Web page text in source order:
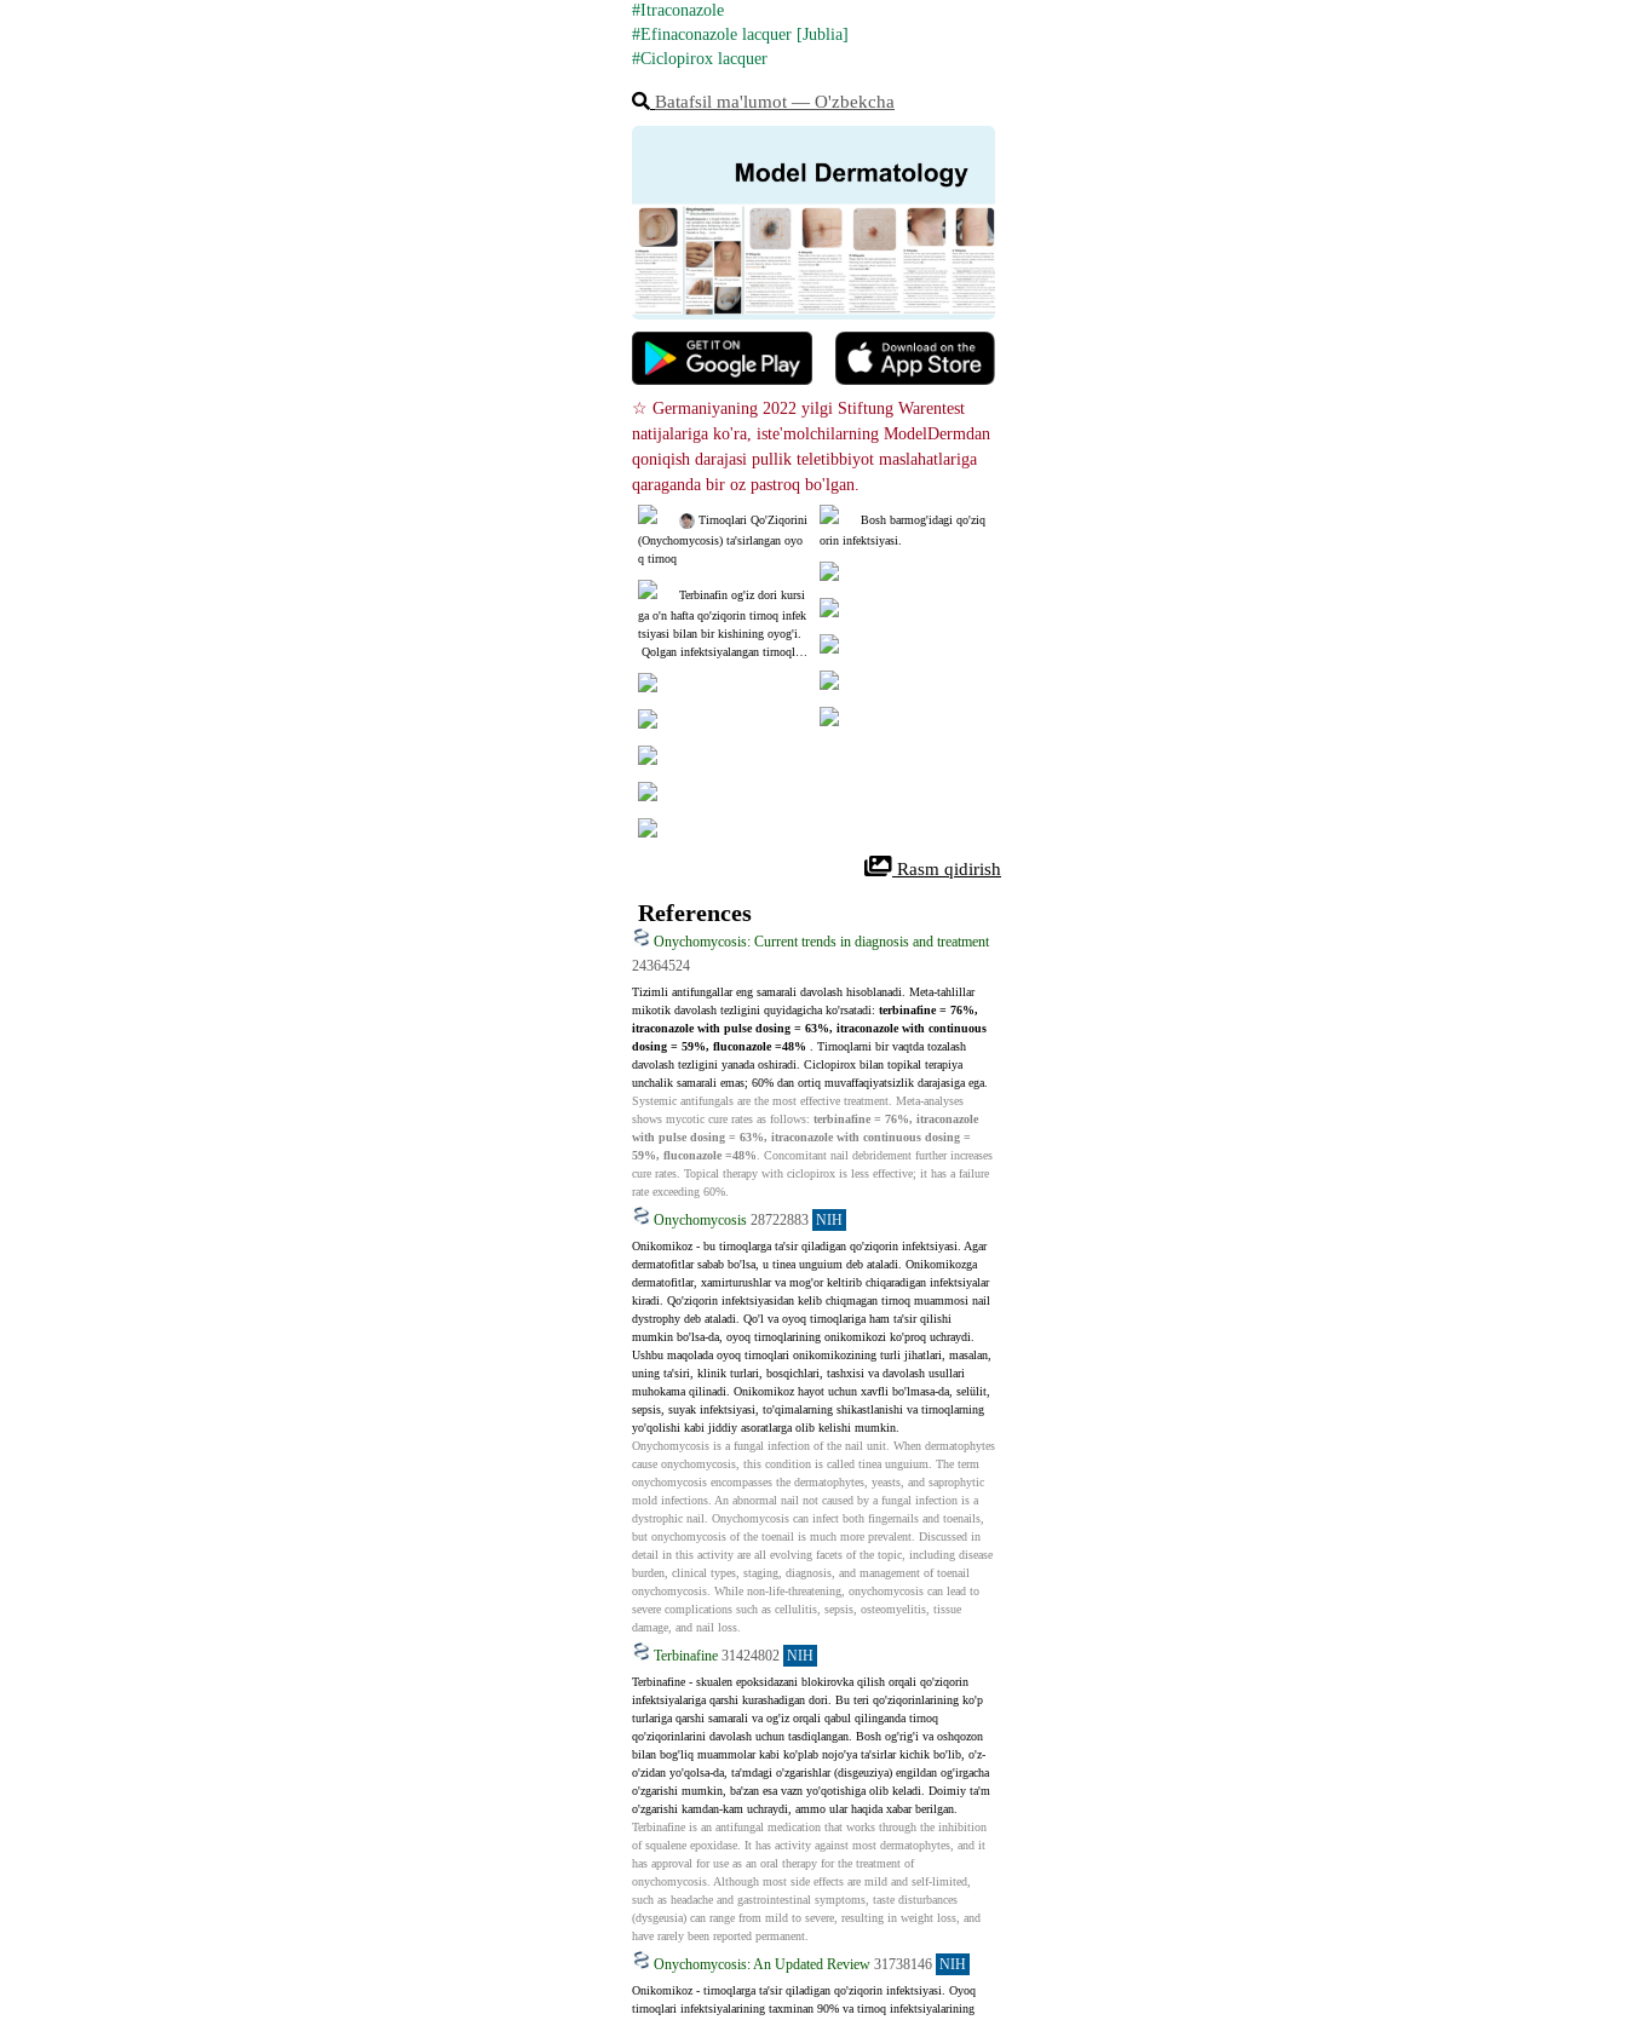
#Itraconazole
#Efinaconazole lacquer [Jublia]
#Ciclopirox lacquer
Batafsil ma'lumot ― O'zbekcha
☆ Germaniyaning 2022 yilgi Stiftung Warentest
natijalariga ko'ra, iste'molchilarning ModelDermdan
qoniqish darajasi pullik teletibbiyot maslahatlariga
qaraganda bir oz pastroq bo'lgan.
Tirnoqlari Qo'Ziqorini
(Onychomycosis) ta'sirlangan oyo
q tirnoq
Terbinafin og'iz dori kursi
ga o'n hafta qo'ziqorin tirnoq infek
tsiyasi bilan bir kishining oyog'i.
Qolgan infektsiyalangan tirnoqlar
hi bandiga e'tibor bering.
Bosh barmog'idagi qo'ziq
orin infektsiyasi.
Rasm qidirish
References
Onychomycosis: Current trends in diagnosis and treatment
24364524
Tizimli antifungallar eng samarali davolash hisoblanadi. Meta-tahlillar
mikotik davolash tezligini quyidagicha ko'rsatadi: terbinafine = 76%,
itraconazole with pulse dosing = 63%, itraconazole with continuous
dosing = 59%, fluconazole =48%
. Tirnoqlarni bir vaqtda tozalash
davolash tezligini yanada oshiradi. Ciclopirox bilan topikal terapiya
unchalik samarali emas; 60% dan ortiq muvaffaqiyatsizlik darajasiga ega.
Systemic antifungals are the most effective treatment. Meta-analyses
shows mycotic cure rates as follows: terbinafine = 76%, itraconazole
with pulse dosing = 63%, itraconazole with continuous dosing =
59%, fluconazole =48% . Concomitant nail debridement further increases
cure rates. Topical therapy with ciclopirox is less effective; it has a failure
rate exceeding 60%.
Onychomycosis 28722883 NIH
Onikomikoz - bu tirnoqlarga ta'sir qiladigan qo'ziqorin infektsiyasi. Agar
dermatofitlar sabab bo'lsa, u tinea unguium deb ataladi. Onikomikozga
dermatofitlar, xamirturushlar va mog'or keltirib chiqaradigan infektsiyalar
kiradi. Qo'ziqorin infektsiyasidan kelib chiqmagan tirnoq muammosi nail
dystrophy deb ataladi. Qo'l va oyoq tirnoqlariga ham ta'sir qilishi
mumkin bo'lsa-da, oyoq tirnoqlarining onikomikozi ko'proq uchraydi.
Ushbu maqolada oyoq tirnoqlari onikomikozining turli jihatlari, masalan,
uning ta'siri, klinik turlari, bosqichlari, tashxisi va davolash usullari
muhokama qilinadi. Onikomikoz hayot uchun xavfli bo'lmasa-da, selülit,
sepsis, suyak infektsiyasi, to'qimalarning shikastlanishi va tirnoqlarning
yo'qolishi kabi jiddiy asoratlarga olib kelishi mumkin.
Onychomycosis is a fungal infection of the nail unit. When dermatophytes
cause onychomycosis, this condition is called tinea unguium. The term
onychomycosis encompasses the dermatophytes, yeasts, and saprophytic
mold infections. An abnormal nail not caused by a fungal infection is a
dystrophic nail. Onychomycosis can infect both fingernails and toenails,
but onychomycosis of the toenail is much more prevalent. Discussed in
detail in this activity are all evolving facets of the topic, including disease
burden, clinical types, staging, diagnosis, and management of toenail
onychomycosis. While non-life-threatening, onychomycosis can lead to
severe complications such as cellulitis, sepsis, osteomyelitis, tissue
damage, and nail loss.
Terbinafine 31424802 NIH
Terbinafine - skualen epoksidazani blokirovka qilish orqali qo'ziqorin
infektsiyalariga qarshi kurashadigan dori. Bu teri qo'ziqorinlarining ko'p
turlariga qarshi samarali va og'iz orqali qabul qilinganda tirnoq
qo'ziqorinlarini davolash uchun tasdiqlangan. Bosh og'rig'i va oshqozon
bilan bog'liq muammolar kabi ko'plab nojo'ya ta'sirlar kichik bo'lib, o'z-
o'zidan yo'qolsa-da, ta'mdagi o'zgarishlar (disgeuziya) engildan og'irgacha
o'zgarishi mumkin, ba'zan esa vazn yo'qotishiga olib keladi. Doimiy ta'm
o'zgarishi kamdan-kam uchraydi, ammo ular haqida xabar berilgan.
Terbinafine is an antifungal medication that works through the inhibition
of squalene epoxidase. It has activity against most dermatophytes, and it
has approval for use as an oral therapy for the treatment of
onychomycosis. Although most side effects are mild and self-limited,
such as headache and gastrointestinal symptoms, taste disturbances
(dysgeusia) can range from mild to severe, resulting in weight loss, and
have rarely been reported permanent.
Onychomycosis: An Updated Review 31738146 NIH
Onikomikoz - tirnoqlarga ta'sir qiladigan qo'ziqorin infektsiyasi. Oyoq
tirnoqlari infektsiyalarining taxminan 90% va tirnoq infektsiyalarining